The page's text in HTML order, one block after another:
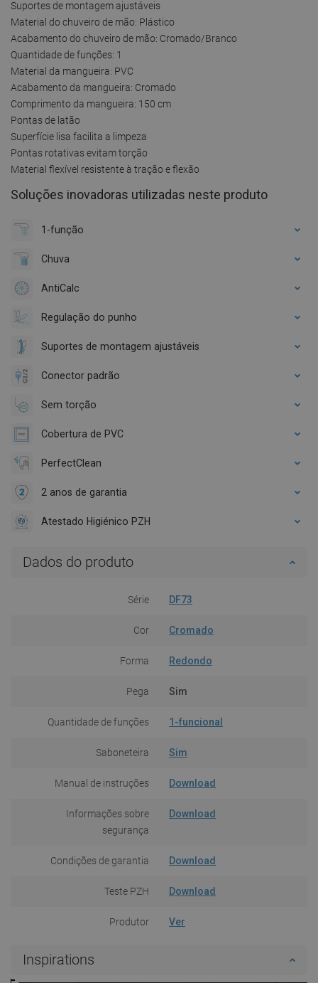
Suportes de montagem ajustáveis
Material do chuveiro de mão: Plástico
Acabamento do chuveiro de mão: Cromado/Branco
Quantidade de funções: 1
Material da mangueira: PVC
Acabamento da mangueira: Cromado
Comprimento da mangueira: 150 cm
Pontas de latão
Superfície lisa facilita a limpeza
Pontas rotativas evitam torção
Material flexível resistente à tração e flexão
Soluções inovadoras utilizadas neste produto
1-função
Chuva
AntiCalc
Regulação do punho
Suportes de montagem ajustáveis
Conector padrão
Sem torção
Cobertura de PVC
PerfectClean
2 anos de garantia
Atestado Higiénico PZH
Dados do produto
Série DF73
Cor Cromado
Forma Redondo
Pega Sim
Quantidade de funções 1-funcional
Saboneteira Sim
Manual de instruções Download
Informações sobre
segurança
Download
Condições de garantia Download
Teste PZH Download
Produtor Ver
Inspirations